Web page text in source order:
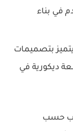
في بناء
بتصميمات
ديكورية في
حسب